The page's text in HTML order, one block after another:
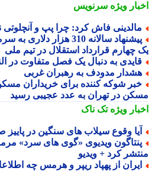
ویژهسرنویس
فاش کرد: چرا پپ و آنچلوتی نه
پیشنهاد سالانه 310 هزار
چهارم قرارداد استقلال در تیم ملی
به دنبال یک فصل متفاوت در
مدودف به رهبران غربی
شوکه کننده برای خریداران مسکن
در تهران به عدد عجیبی رسید
ویژهتک ناک
وقوع سیلاب های سنگین در پاییز
ویدیوی «گوی های سرد» مرموز
کرد + ویدیو
از پهپاد ریپر و هرمس چه